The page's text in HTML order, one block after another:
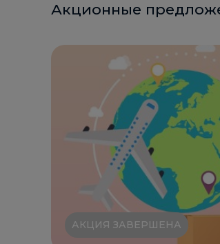
Акционные
АКЦИЯ ЗАВЕРШЕНА